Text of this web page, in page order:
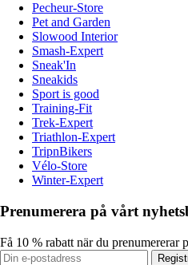
Pecheur-Store
Pet and Garden
Slowood Interior
Smash-Expert
Sneak'In
Sneakids
Sport is good
Training-Fit
Trek-Expert
Triathlon-Expert
TripnBikers
Vélo-Store
Winter-Expert
Prenumerera på vårt
Få 10 % rabatt när du prenumererar